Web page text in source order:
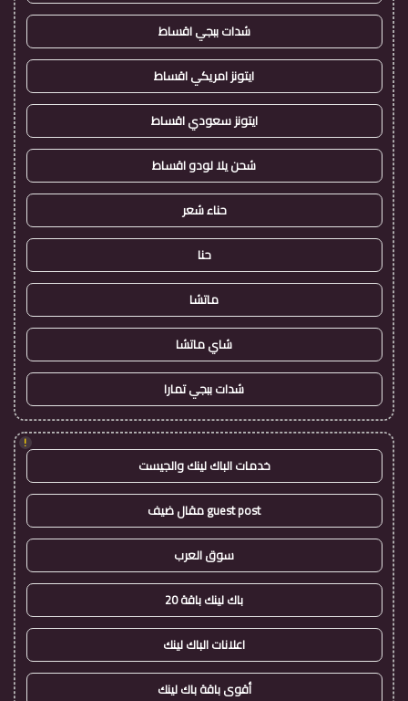
شدات ببجي اقساط
ايتونز امريكي اقساط
ايتونز سعودي اقساط
شحن يلا لودو اقساط
حناء شعر
حنا
ماتشا
شاي ماتشا
شدات ببجي تمارا
!
خدمات الباك لينك والجيست
guest post مقال ضيف
سوق العرب
باك لينك باقة 20
اعلانات الباك لينك
أقوى باقة باك لينك